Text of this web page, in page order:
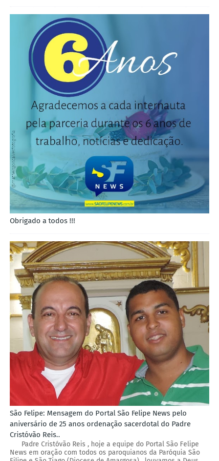
Obrigado a todos !!!
São Felipe: Mensagem do Portal São Felipe News pelo
aniversário de 25 anos ordenação sacerdotal do Padre
Cristóvão Reis..
Padre Cristóvão Reis , hoje a equipe do Portal São Felipe
News em oração com todos os paroquianos da Paróquia São